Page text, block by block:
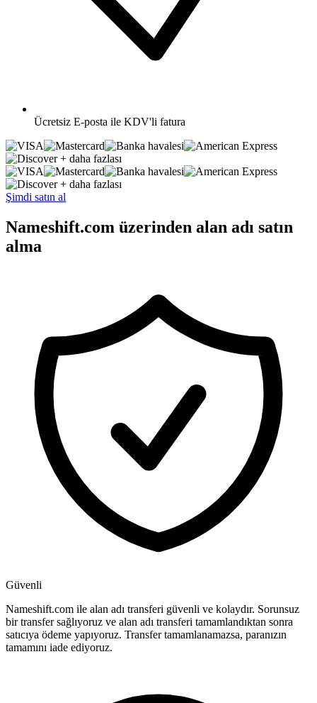
Ücretsiz E-posta ile KDV'li fatura
+ daha fazlası
+ daha fazlası
Şimdi satın al
Nameshift.com üzerinden alan adı satın
alma
Güvenli
Nameshift.com ile alan adı transferi güvenli ve kolaydır. Sorunsuz
bir transfer sağlıyoruz ve alan adı transferi tamamlandıktan sonra
satıcıya ödeme yapıyoruz. Transfer tamamlanamazsa, paranızın
tamamını iade ediyoruz.